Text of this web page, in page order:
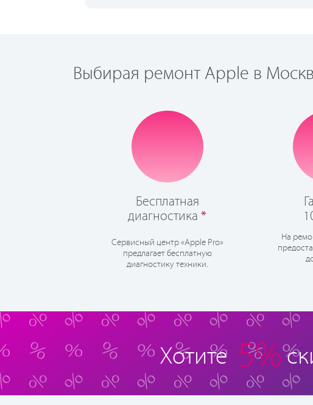
Выбирая ремонт Apple в
Бесплатная
диагностика*
Сервисный центр «Apple Pro»
предлагает бесплатную
диагностику техники.
На
Хотите 5%